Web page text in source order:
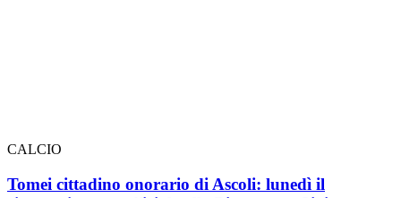
CALCIO
Tomei cittadino onorario di Ascoli: lunedì il